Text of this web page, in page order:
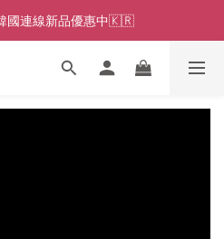
國連線新品優惠中🇰🇷